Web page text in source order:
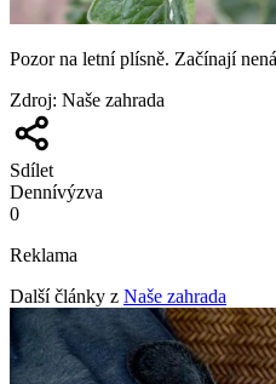
Pozor na letní plísně. Začínají
Zdroj: Naše zahrada
Sdílet
Dennívýzva
0
Reklama
Další články z Naše zahrada